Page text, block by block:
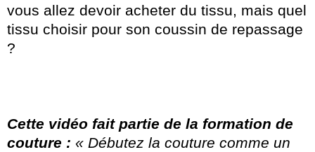
vous allez devoir acheter du tissu, mais quel
tissu choisir pour son coussin de repassage
?
Cette vidéo fait partie de la formation de
couture : « Débutez la couture comme un